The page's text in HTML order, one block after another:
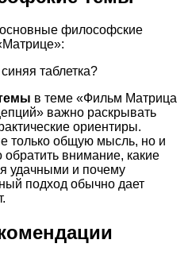
философские
таблетка?
в теме «Фильм Матрица
важно раскрывать
ориентиры.
только общую мысль, но и
обратить внимание, какие
удачными и почему
подход обычно дает